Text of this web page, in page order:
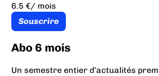
6.5 €/ mois
Souscrire
Abo 6 mois
Un semestre entier d’actualités